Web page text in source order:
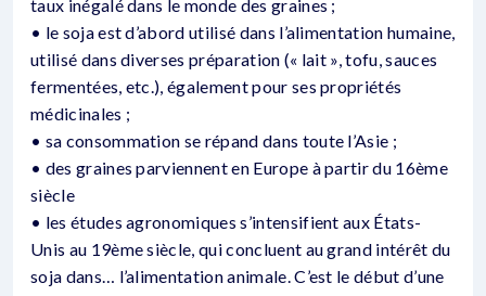
taux inégalé dans le monde des graines ;
• le soja est d’abord utilisé dans l’alimentation humaine,
utilisé dans diverses préparation (« lait », tofu, sauces
fermentées, etc.), également pour ses propriétés
médicinales ;
• sa consommation se répand dans toute l’Asie ;
• des graines parviennent en Europe à partir du 16ème
siècle
• les études agronomiques s’intensifient aux États-
Unis au 19ème siècle, qui concluent au grand intérêt du
soja dans… l’alimentation animale. C’est le début d’une